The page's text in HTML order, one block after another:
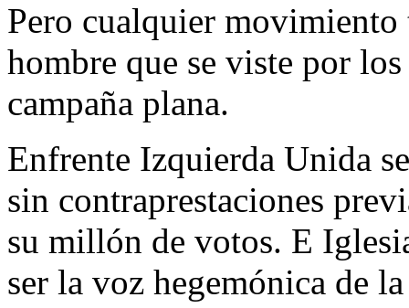
Pero cualquier movimiento
hombre que se viste por
campaña plana.
Enfrente Izquierda Unida
sin contraprestaciones
su millón de votos. E
ser la voz hegemónica de